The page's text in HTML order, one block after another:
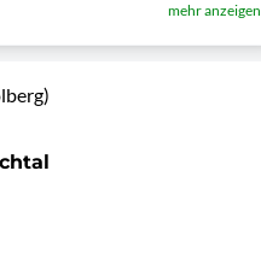
mehr anzeigen